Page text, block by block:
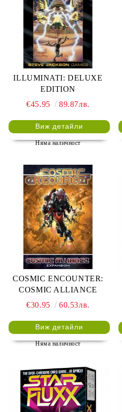
ILLUMINATI: DELUXE
EDITION
€45.95
89.87лв.
Виж детайли
Няма наличност
COSMIC ENCOUNTER:
COSMIC ALLIANCE
€30.95
60.53лв.
Виж детайли
Няма наличност